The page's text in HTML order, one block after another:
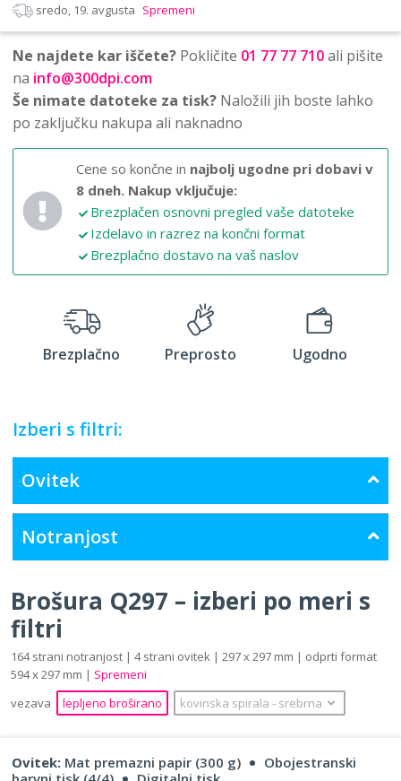
sredo, 19. avgusta Spremeni
Ne najdete kar iščete? Pokličite 01 77 77 710ali pišite
na info@300dpi.com
Še nimate datoteke za tisk? Naložili jih boste lahko
po zaključku nakupa ali naknadno
Cene so končne in najbolj ugodne pri dobavi v
8 dneh. Nakup vključuje:
Brezplačen osnovni pregled vaše datoteke
Izdelavo in razrez na končni format
Brezplačno dostavo na vaš naslov
Brezplačno Preprosto Ugodno
Izberi s filtri:
Ovitek
Notranjost
Brošura Q297 – izberi po meri s
filtri
164 strani notranjost | 4 strani ovitek | 297 x 297 mm | odprti format
594 x 297 mm | Spremeni
vezava
lepljeno broširano kovinska spirala ‐ srebrna
Ovitek: Mat premazni papir (300 g)
Obojestranski